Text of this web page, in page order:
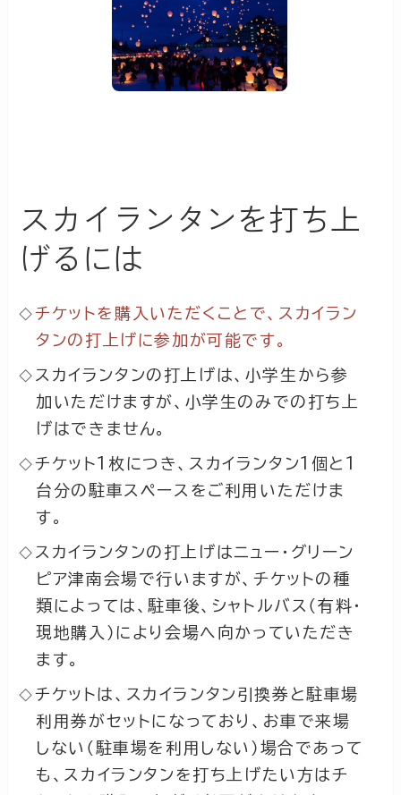
スカイランタンを打ち上
げるには
チケットを購入いただくことで、スカイラン
タンの打上げに参加が可能です。
スカイランタンの打上げは、小学生から参
加いただけますが、小学生のみでの打ち上
げはできません。
チケット1枚につき、スカイランタン1個と1
台分の駐車スペースをご利用いただけま
す。
スカイランタンの打上げはニュー・グリーン
ピア津南会場で行いますが、チケットの種
類によっては、駐車後、シャトルバス（有料・
現地購入）により会場へ向かっていただき
ます。
チケットは、スカイランタン引換券と駐車場
利用券がセットになっており、お車で来場
しない（駐車場を利用しない）場合であって
も、スカイランタンを打ち上げたい方はチ